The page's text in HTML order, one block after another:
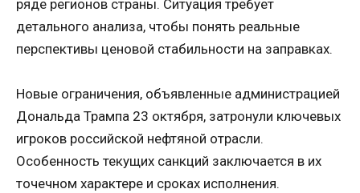
ряде регионов страны. Ситуация требует
детального анализа, чтобы понять реальные
перспективы ценовой стабильности на заправках.
Новые ограничения, объявленные администрацией
Дональда Трампа 23 октября, затронули ключевых
игроков российской нефтяной отрасли.
Особенность текущих санкций заключается в их
точечном характере и сроках исполнения.